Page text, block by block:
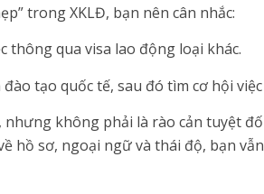
trong XKLĐ, bạn nên cân nhắc:
thông qua visa lao động loại khác.
tạo quốc tế, sau đó tìm cơ hội
nhưng không phải là rào cản tuyệt
hồ sơ, ngoại ngữ và thái độ, bạn